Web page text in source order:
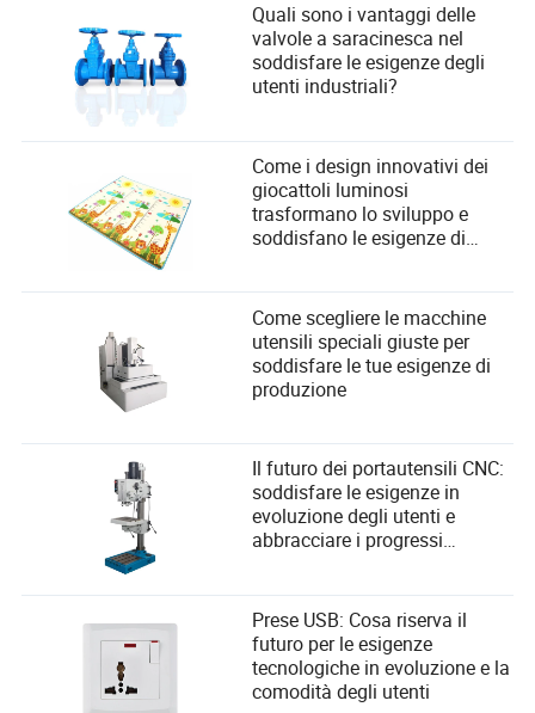
Quali sono i vantaggi delle
valvole a saracinesca nel
soddisfare le esigenze degli
utenti industriali?
Come i design innovativi dei
giocattoli luminosi
trasformano lo sviluppo e
soddisfano le esigenze di
Come scegliere le macchine
utensili speciali giuste per
soddisfare le tue esigenze di
produzione
Il futuro dei portautensili CNC:
soddisfare le esigenze in
evoluzione degli utenti e
abbracciare i progressi
Prese USB: Cosa riserva il
futuro per le esigenze
tecnologiche in evoluzione e la
comodità degli utenti